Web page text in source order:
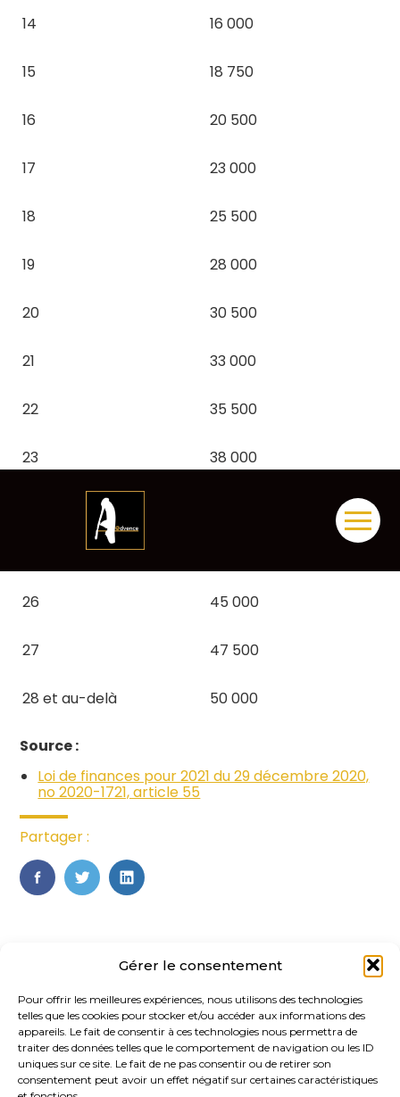
Gérer le consentement
Pour offrir les meilleures expériences, nous utilisons des technologies
telles que les cookies pour stocker et/ou accéder aux informations des
appareils. Le fait de consentir à ces technologies nous permettra de
traiter des données telles que le comportement de navigation ou les ID
uniques sur ce site. Le fait de ne pas consentir ou de retirer son
consentement peut avoir un effet négatif sur certaines caractéristiques
14 16 000
15 18 750
16 20 500
17 23 000
18 25 500
19 28 000
20 30 500
21 33 000
22 35 500
23 38 000
26 45 000
27 47 500
28 et au-delà 50 000
Source :
Loi de finances pour 2021 du 29 décembre 2020,
no 2020-1721, article 55
Partager :
FaceBook
TwitterLinkedIn
Footer
Principale
20, rue des Gaudines 78100 – Saint